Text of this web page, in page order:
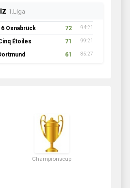
1.Liga
Osnabrück 72 94:21
Étoiles 71 99:21
61 85:27
Championscup